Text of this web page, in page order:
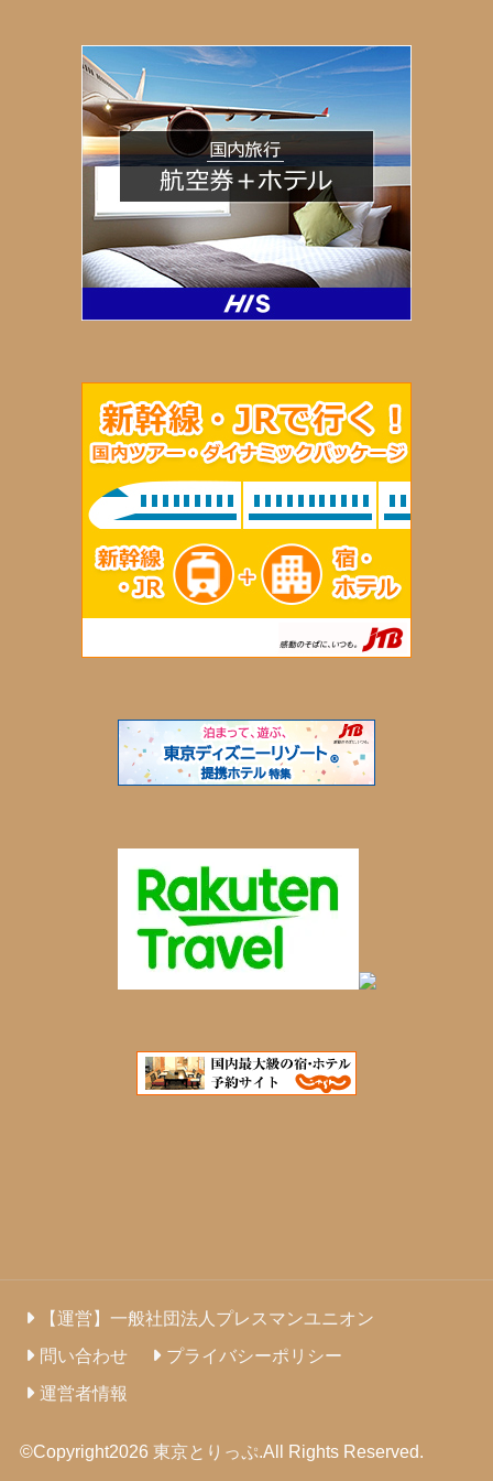
【運営】一般社団法人プレスマンユニオン
問い合わせ
プライバシーポリシー
運営者情報
©Copyright2026 東京とりっぷ.All Rights Reserved.